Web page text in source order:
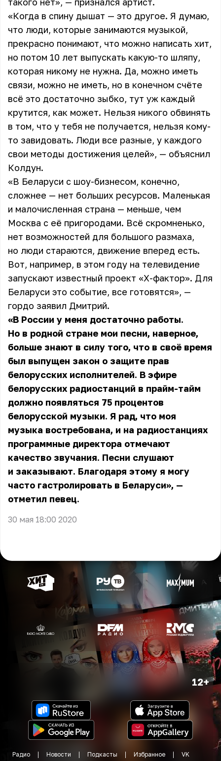
«Когда в спину дышат — это другое. Я думаю,
что люди, которые занимаются музыкой,
прекрасно понимают, что можно написать хит,
но потом 10 лет выпускать какую-то шляпу,
которая никому не нужна. Да, можно иметь
связи, можно не иметь, но в конечном счёте
всё это достаточно зыбко, тут уж каждый
крутится, как может. Нельзя никого обвинять
в том, что у тебя не получается, нельзя кому-
то завидовать. Люди все разные, у каждого
свои методы достижения целей», — объяснил
Колдун.
«В Беларуси с шоу-бизнесом, конечно,
сложнее — нет больших ресурсов. Маленькая
и малочисленная страна — меньше, чем
Москва с её пригородами. Всё скромненько,
нет возможностей для большого размаха,
но люди стараются, движение вперед есть.
Вот, например, в этом году на телевидение
запускают известный проект «Х-фактор». Для
Беларуси это событие, все готовятся», —
гордо заявил Дмитрий.
«В России у меня достаточно работы.
Но в родной стране мои песни, наверное,
больше знают в силу того, что в своё время
был выпущен закон о защите прав
белорусских исполнителей. В эфире
белорусских радиостанций в прайм-тайм
должно появляться 75 процентов
белорусской музыки. Я рад, что моя
музыка востребована, и на радиостанциях
программные директора отмечают
качество звучания. Песни слушают
и заказывают. Благодаря этому я могу
часто гастролировать в Беларуси», —
отметил певец.
30 мая 18:00 2020
12+
Радио Новости Подкасты Избранное VK